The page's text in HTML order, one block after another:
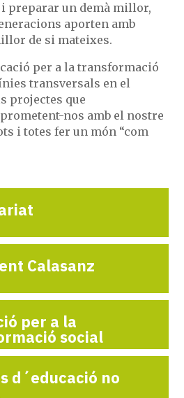
preparar un demà millor,
aporten amb
de si mateixes.
per a la transformació
transversals en el
projectes que
nos amb el nostre
i totes fer un món “com
Calasanz
per a la
social
d´educació no